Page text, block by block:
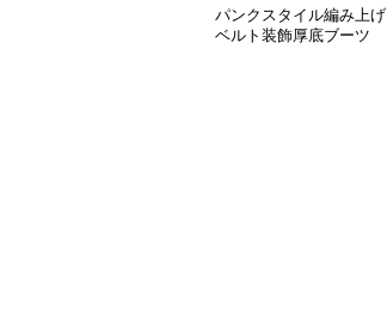
パンクスタイル編み上げ
ベルト装飾厚底ブーツ